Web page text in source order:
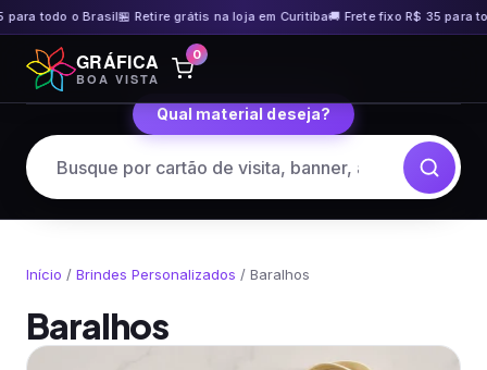
todo o Brasil🏪 Retire grátis na loja em Curitiba🚚 Frete fixo R$ 35 para
Pular
para
o
GRÁFICA
BOA VISTA
0
Qual material deseja?
Início / Brindes Personalizados / Baralhos
Baralhos